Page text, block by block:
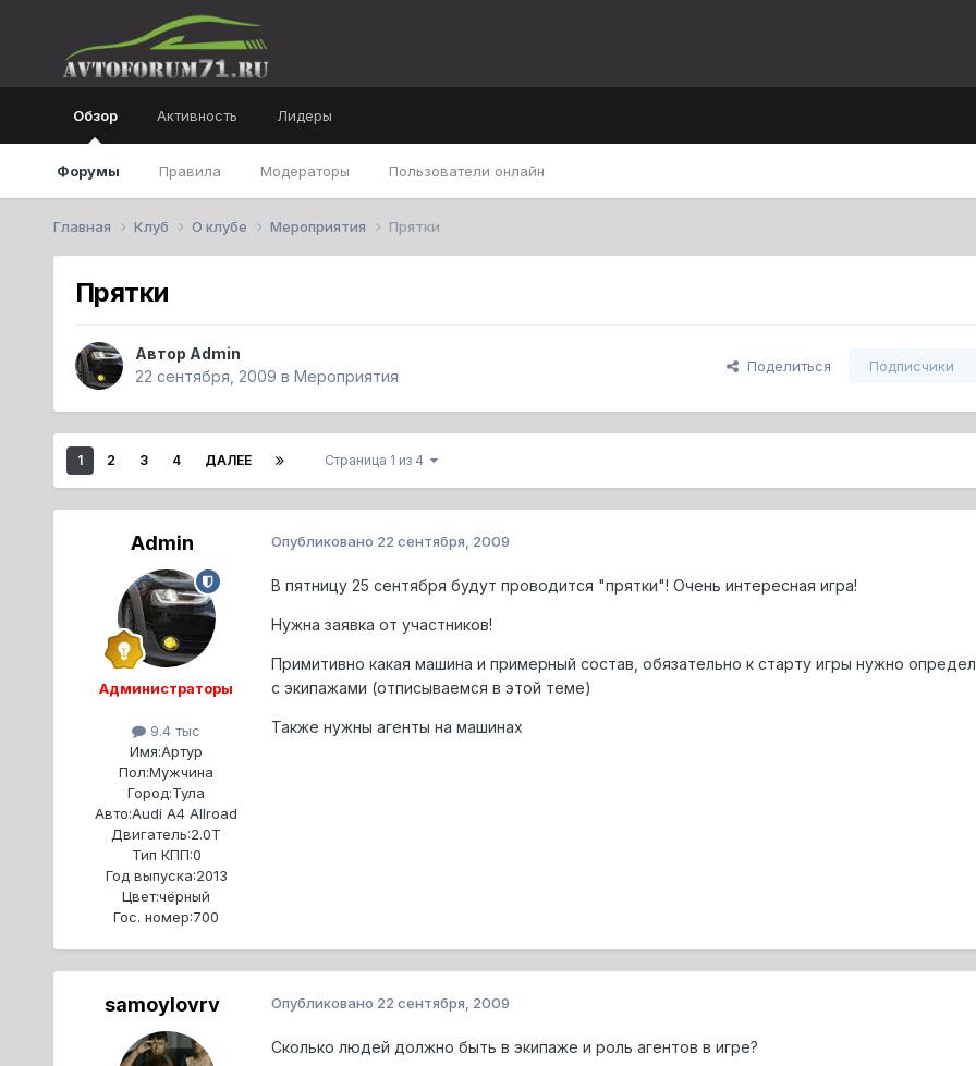
Обзор
Форумы Правила Модераторы Пользователи онлайн
Активность Лидеры
Главная Клуб О клубе Мероприятия Прятки
Прятки
Автор Admin
22 сентября, 2009 в Мероприятия
Поделиться Подписчики
1 2 3 4 ДАЛЕЕ Страница 1 из 4
Admin
Администраторы
9.4 тыс
Имя:Артур
Пол:Мужчина
Город:Тула
Авто:Audi A4 Allroad
Двигатель:2.0T
Тип КПП:0
Год выпуска:2013
Цвет:чёрный
Гос. номер:700
Опубликовано 22 сентября, 2009
В пятницу 25 сентября будут проводится "прятки"! Очень интересная игра!
Нужна заявка от участников!
Примитивно какая машина и примерный состав, обязательно к старту игры нужно
с экипажами (отписываемся в этой теме)
Также нужны агенты на машинах
samoylovrv Опубликовано 22 сентября, 2009
Сколько людей должно быть в экипаже и роль агентов в игре?